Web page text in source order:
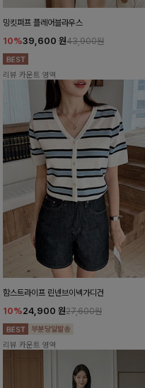
밍킷퍼프 플레어블라우스
10%39,600 원43,900원
리뷰 카운트 영역
함스트라이프 린넨브이넥가디건
10%24,900 원27,600원
리뷰 카운트 영역